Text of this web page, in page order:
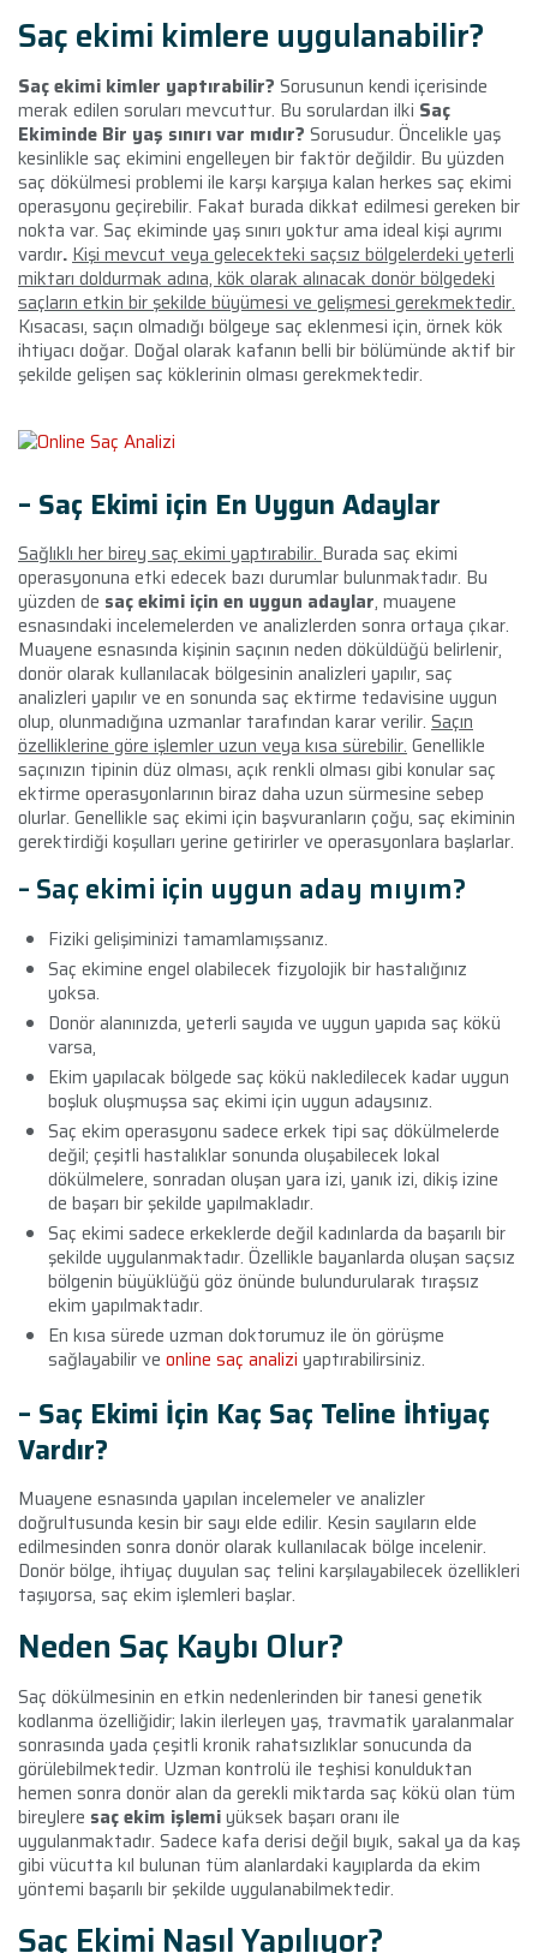
Saç ekimi kimlere uygulanabilir?
Saç ekimi kimler yaptırabilir? Sorusunun kendi içerisinde
merak edilen soruları mevcuttur. Bu sorulardan ilki Saç
Ekiminde Bir yaş sınırı var mıdır? Sorusudur. Öncelikle yaş
kesinlikle saç ekimini engelleyen bir faktör değildir. Bu yüzden
saç dökülmesi problemi ile karşı karşıya kalan herkes saç ekimi
operasyonu geçirebilir. Fakat burada dikkat edilmesi gereken bir
nokta var. Saç ekiminde yaş sınırı yoktur ama ideal kişi ayrımı
vardır.Kişi mevcut veya gelecekteki saçsız bölgelerdeki yeterli
miktarı doldurmak adına, kök olarak alınacak donör bölgedeki
saçların etkin bir şekilde büyümesi ve gelişmesi gerekmektedir.
Kısacası, saçın olmadığı bölgeye saç eklenmesi için, örnek kök
ihtiyacı doğar. Doğal olarak kafanın belli bir bölümünde aktif bir
şekilde gelişen saç köklerinin olması gerekmektedir.
– Saç Ekimi için En Uygun Adaylar
Sağlıklı her birey saç ekimi yaptırabilir.Burada saç ekimi
operasyonuna etki edecek bazı durumlar bulunmaktadır. Bu
yüzden de saç ekimi için en uygun adaylar, muayene
esnasındaki incelemelerden ve analizlerden sonra ortaya çıkar.
Muayene esnasında kişinin saçının neden döküldüğü belirlenir,
donör olarak kullanılacak bölgesinin analizleri yapılır, saç
analizleri yapılır ve en sonunda saç ektirme tedavisine uygun
olup, olunmadığına uzmanlar tarafından karar verilir. Saçın
özelliklerine göre işlemler uzun veya kısa sürebilir.Genellikle
saçınızın tipinin düz olması, açık renkli olması gibi konular saç
ektirme operasyonlarının biraz daha uzun sürmesine sebep
olurlar. Genellikle saç ekimi için başvuranların çoğu, saç ekiminin
gerektirdiği koşulları yerine getirirler ve operasyonlara başlarlar.
– Saç ekimi için uygun aday mıyım?
Fiziki gelişiminizi tamamlamışsanız.
Saç ekimine engel olabilecek fizyolojik bir hastalığınız
yoksa.
Donör alanınızda, yeterli sayıda ve uygun yapıda saç kökü
varsa,
Ekim yapılacak bölgede saç kökü nakledilecek kadar uygun
boşluk oluşmuşsa saç ekimi için uygun adaysınız.
Saç ekim operasyonu sadece erkek tipi saç dökülmelerde
değil; çeşitli hastalıklar sonunda oluşabilecek lokal
dökülmelere, sonradan oluşan yara izi, yanık izi, dikiş izine
de başarı bir şekilde yapılmakladır.
Saç ekimi sadece erkeklerde değil kadınlarda da başarılı bir
şekilde uygulanmaktadır. Özellikle bayanlarda oluşan saçsız
bölgenin büyüklüğü göz önünde bulundurularak tıraşsız
ekim yapılmaktadır.
En kısa sürede uzman doktorumuz ile ön görüşme
sağlayabilir ve online saç analizi yaptırabilirsiniz.
– Saç Ekimi İçin Kaç Saç Teline İhtiyaç
Vardır?
Muayene esnasında yapılan incelemeler ve analizler
doğrultusunda kesin bir sayı elde edilir. Kesin sayıların elde
edilmesinden sonra donör olarak kullanılacak bölge incelenir.
Donör bölge, ihtiyaç duyulan saç telini karşılayabilecek özellikleri
taşıyorsa, saç ekim işlemleri başlar.
Neden Saç Kaybı Olur?
Saç dökülmesinin en etkin nedenlerinden bir tanesi genetik
kodlanma özelliğidir; lakin ilerleyen yaş, travmatik yaralanmalar
sonrasında yada çeşitli kronik rahatsızlıklar sonucunda da
görülebilmektedir. Uzman kontrolü ile teşhisi konulduktan
hemen sonra donör alan da gerekli miktarda saç kökü olan tüm
bireylere saç ekim işlemiyüksek başarı oranı ile
uygulanmaktadır. Sadece kafa derisi değil bıyık, sakal ya da kaş
gibi vücutta kıl bulunan tüm alanlardaki kayıplarda da ekim
yöntemi başarılı bir şekilde uygulanabilmektedir.
Saç Ekimi Nasıl Yapılıyor?